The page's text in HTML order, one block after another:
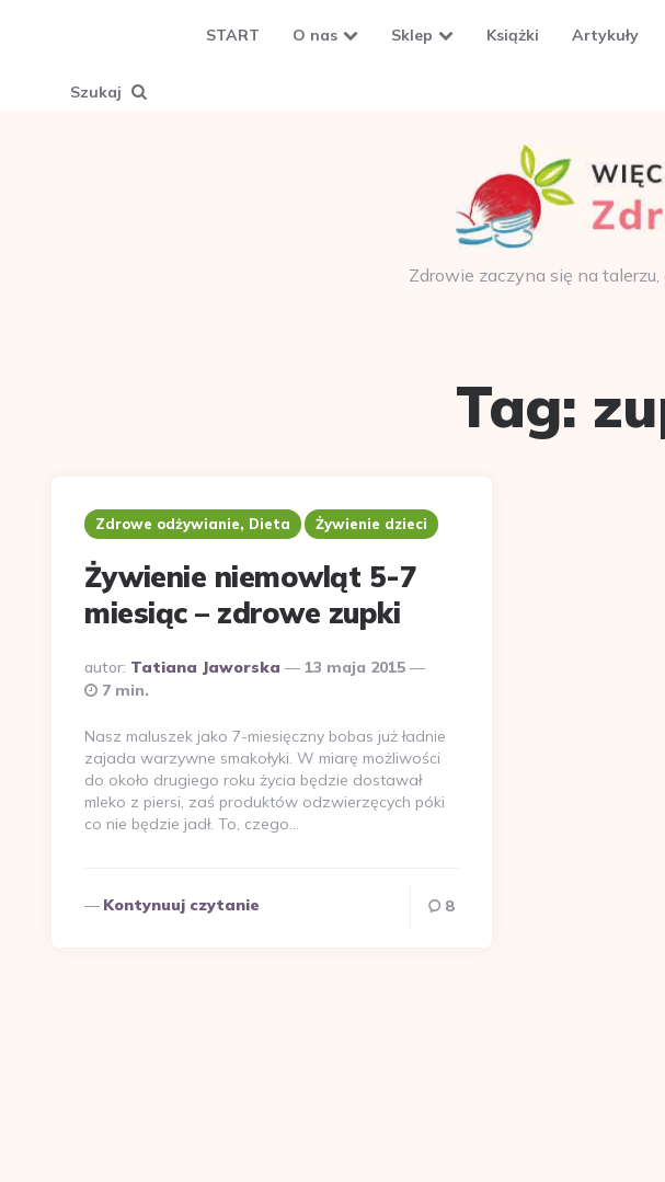
START O nas Sklep Książki Artykuły
Szukaj
Zdrowie zaczyna się na
Tag:
Zdrowe odżywianie, Dieta Żywienie dzieci
Żywienie niemowląt 5-7
miesiąc – zdrowe zupki
Dodane
przez
autor: Tatiana Jaworska
13 maja 2015
7 min.
Nasz maluszek jako 7-miesięczny bobas już ładnie
zajada warzywne smakołyki. W miarę możliwości
do około drugiego roku życia będzie dostawał
mleko z piersi, zaś produktów odzwierzęcych póki
co nie będzie jadł. To, czego…
Kontynuuj czytanie 8